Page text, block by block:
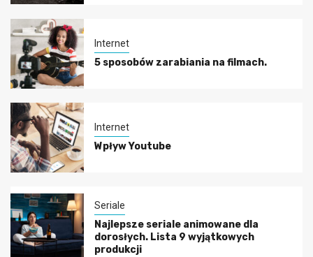
Internet
5 sposobów zarabiania na filmach.
Internet
Wpływ Youtube
Seriale
Najlepsze seriale animowane dla
dorosłych. Lista 9 wyjątkowych
produkcji